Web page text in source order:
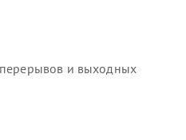
и выходных